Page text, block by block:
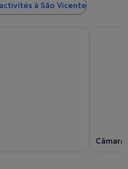
à São Vicente
Câmara